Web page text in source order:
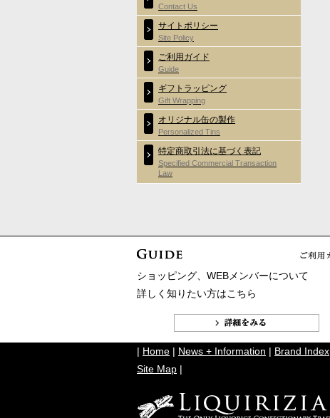
Contact Us
サイトポリシー
Site Policy
ご利用ガイド
Guide
ギフトラッピング
Gift Wrapping
オリジナル缶の製作
Personalized Tins
特定商取引法に基づく表記
Specified Commercial Transaction
Law
ショッピング、WEBメンバーについて
詳しく知りたい方はこちら
| Home | News + Information | Brand Index
Site Map |